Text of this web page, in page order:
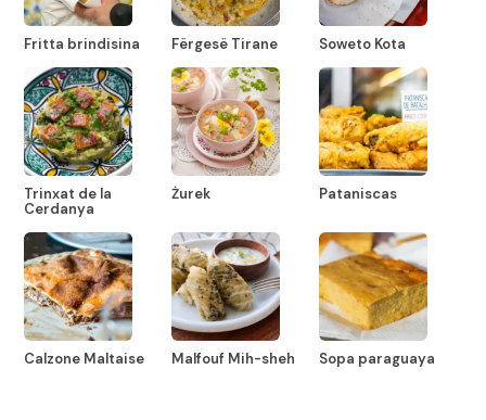
Fritta brindisina Fërgesë Tirane Soweto Kota
Trinxat de la
Cerdanya
Żurek Pataniscas
Calzone Maltaise Malfouf Mih-sheh Sopa paraguaya